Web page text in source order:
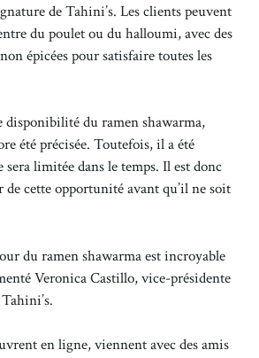
de Tahini’s. Les clients peuvent
du poulet ou du halloumi, avec des
épicées pour satisfaire toutes les
disponibilité du ramen shawarma,
été précisée. Toutefois, il a été
sera limitée dans le temps. Il est donc
de cette opportunité avant qu’il ne soit
du ramen shawarma est incroyable
Veronica Castillo, vice-présidente
en ligne, viennent avec des amis